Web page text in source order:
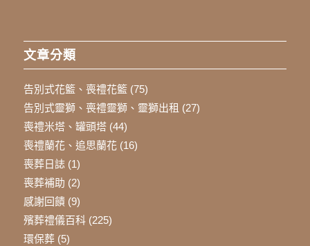
文章分類
告別式花籃、喪禮花籃(75)
告別式靈獅、喪禮靈獅、靈獅出租 (27)
喪禮米塔、罐頭塔(44)
喪禮蘭花、追思蘭花(16)
喪葬日誌(1)
喪葬補助 (2)
感謝回饋(9)
殯葬禮儀百科(225)
環保葬(5)